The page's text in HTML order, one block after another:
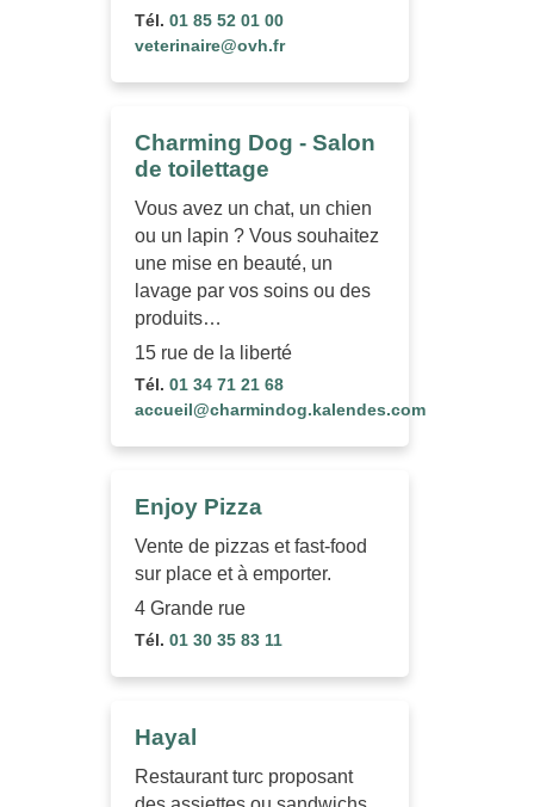
Tél. 01 85 52 01 00
veterinaire@ovh.fr
Charming Dog - Salon
de toilettage
Vous avez un chat, un chien
ou un lapin ? Vous souhaitez
une mise en beauté, un
lavage par vos soins ou des
produits…
15 rue de la liberté
Tél. 01 34 71 21 68
accueil@charmindog.kalendes.com
Enjoy Pizza
Vente de pizzas et fast-food
sur place et à emporter.
4 Grande rue
Tél. 01 30 35 83 11
Hayal
Restaurant turc proposant